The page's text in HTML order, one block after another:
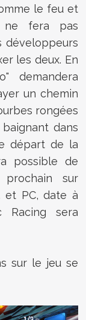
le feu et
ne fera pas
développeurs
les deux. En
demandera
un chemin
rongées
dans
départ de la
possible de
sur
et PC, date à
Racing sera
sur le jeu se